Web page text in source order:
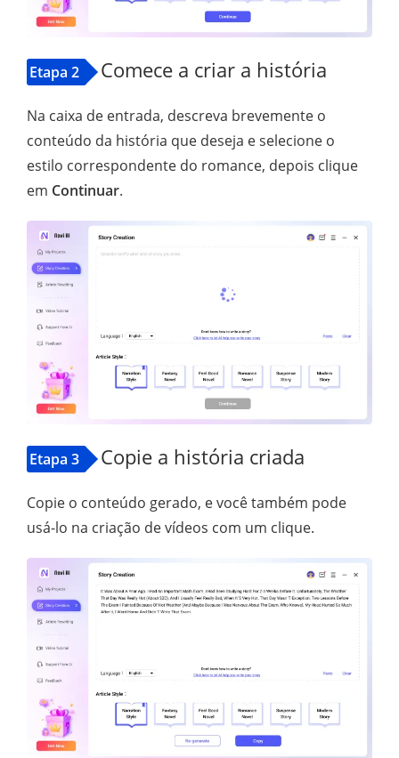
Etapa 2 Comece a criar a história
Na caixa de entrada, descreva brevemente o
conteúdo da história que deseja e selecione o
estilo correspondente do romance, depois clique
em Continuar.
Etapa 3 Copie a história criada
Copie o conteúdo gerado, e você também pode
usá-lo na criação de vídeos com um clique.